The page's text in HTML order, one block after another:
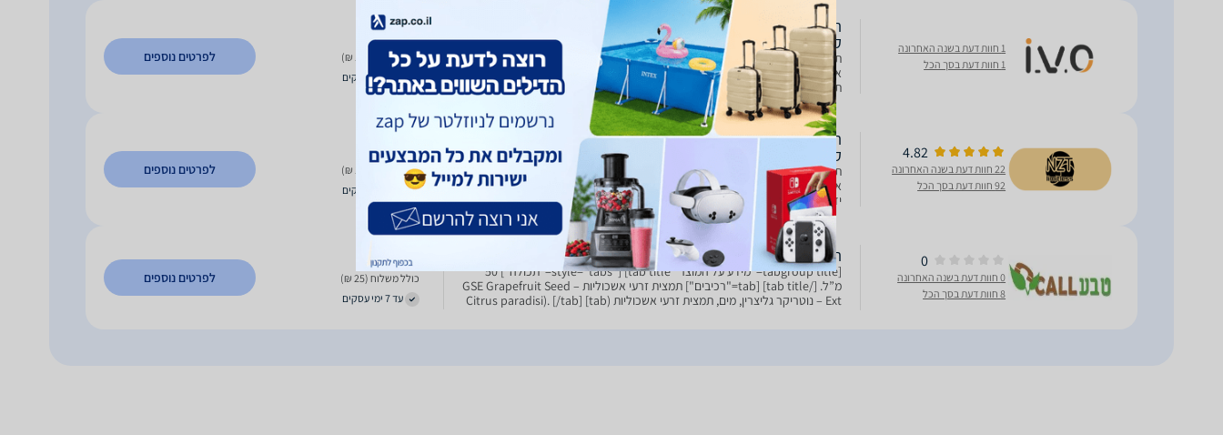
1 חוות דעת בשנה האחרונה
1 חוות דעת בסך הכל
תמצית זרעי אשכוליות | מכיל 50 מ"ל | תוסף תזונה כשר | נוטרי
קר |
תמצית זרעי אשכוליות | מכיל 50 מ"ל | תוסף תזונה כשר | נוטרי קר | תמצית זרעי
אשכוליות ידועה כאחת מהחומרים המחטאים החזקים והבטוחים ביותר בעולם הטבע
תכולה: מכיל 50 מ"ל הנחיות לשימוש: 21 טיפות מהולות בחצי כוס מים או משקה
אחר, 2-3 פעמים ביום. רצוי לפני הארוחה
63
₪
כולל משלוח (13 ₪)
עד 3 ימי עסקים
לפרטים נוספים
4.82
22 חוות דעת בשנה האחרונה
92 חוות דעת בסך הכל
תמצית זרעי אשכוליות | מכיל 50 מ"ל | תוסף תזונה כשר | נוטרי
קר | נוטרי קר | Nutri Care
תמצית זרעי אשכוליות | מכיל 50 מ"ל | תוסף תזונה כשר | נוטרי קר | תמצית זרעי
אשכוליות היא תוסף תזונה חשוב המכיל 50 מיליליטרים. הזרעים של האשכוליות
ידועים כמחטאים חזקים ובטוחים, והם מצויים בכמויות רבות בצמח המוכר כזה.
הוראות השימוש מציינות למזוג 21 טיפות בח
65
₪
כולל משלוח (10 ₪)
לפרטים נוספים
0
0 חוות דעת בשנה האחרונה
8 חוות דעת בסך הכל
תמצית זרעי אשכוליות GSE נוטריקר
[tabgroup title="מידע על המוצר" style="tabs"] [tab title="תכולה"] 50
מ”ל. [/tab] [tab title="רכיבים"] תמצית זרעי אשכוליות – GSE Grapefruit Seed
Ext – נוטריקר גליצרין, מים, תמצית זרעי אשכוליות (Citrus paradisi). [/tab] [tab
90
₪
כולל משלוח (25 ₪)
עד 7 ימי עסקים
לפרטים נוספים